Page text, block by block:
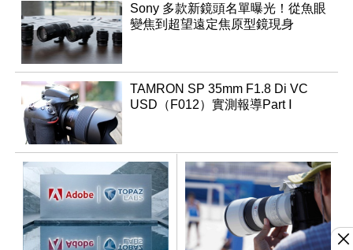
Sony 多款新鏡頭名單曝光！從魚眼
變焦到超望遠定焦原型鏡現身
TAMRON SP 35mm F1.8 Di VC
USD（F012）實測報導Part Ⅰ